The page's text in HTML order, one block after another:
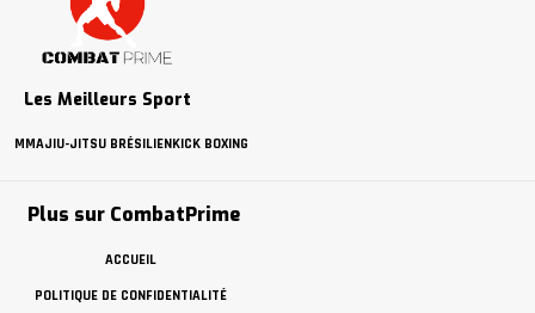
Les Meilleurs Sport
MMAJIU-JITSU BRÉSILIENKICK BOXING
Plus sur CombatPrime
ACCUEIL
POLITIQUE DE CONFIDENTIALITÉ